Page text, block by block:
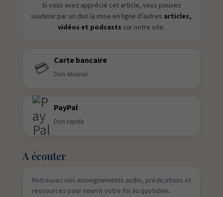
Si vous avez apprécié cet article, vous pouvez
soutenir par un don la mise en ligne d’autres articles,
vidéos et podcasts sur notre site.
💳 Carte bancaire
Don sécurisé
PayPal
Don rapide
A écouter
Retrouvez nos enseignements audio, prédications et
ressources pour nourrir votre foi au quotidien.